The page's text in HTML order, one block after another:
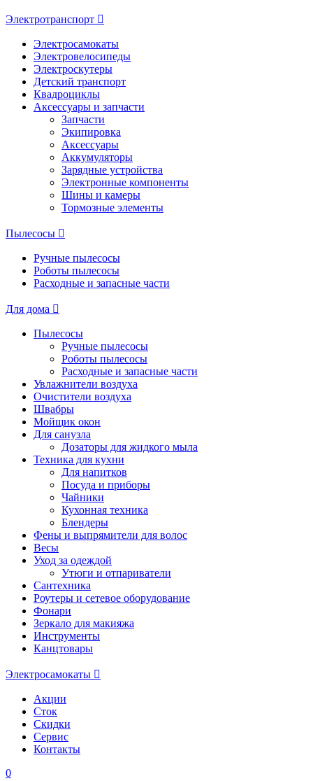
Электротранспорт
Электросамокаты
Электровелосипеды
Электроскутеры
Детский транспорт
Квадроциклы
Аксессуары и запчасти
Запчасти
Экипировка
Аксессуары
Аккумуляторы
Зарядные устройства
Электронные компоненты
Шины и камеры
Тормозные элементы
Пылесосы
Ручные пылесосы
Роботы пылесосы
Расходные и запасные части
Для дома
Пылесосы
Ручные пылесосы
Роботы пылесосы
Расходные и запасные части
Увлажнители воздуха
Очистители воздуха
Швабры
Мойщик окон
Для санузла
Дозаторы для жидкого мыла
Техника для кухни
Для напитков
Посуда и приборы
Чайники
Кухонная техника
Блендеры
Фены и выпрямители для волос
Весы
Уход за одеждой
Утюги и отпариватели
Сантехника
Роутеры и сетевое оборудование
Фонари
Зеркало для макияжа
Инструменты
Канцтовары
Электросамокаты
Акции
Сток
Скидки
Сервис
Контакты
0